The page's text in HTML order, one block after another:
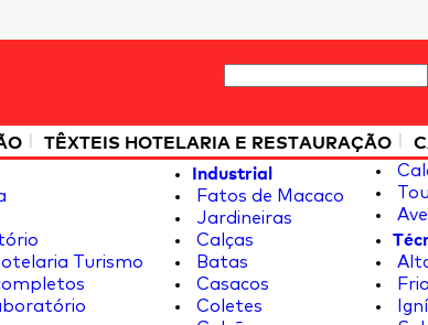
| TÊXTEIS HOTELARIA E RESTAURAÇÃO |
Turismo
Industrial
Fatos de Macaco
Jardineiras
Calças
Batas
Casacos
Coletes